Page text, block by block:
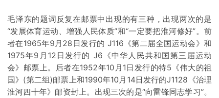
毛泽东的题词反复在邮票中出现的有三种，出现两次的是
“发展体育运动、增强人民体质”和“一定要把淮河修好”。前
者在1965年9月28日发行的 J116《第二届全国运动会》和
1975年9月12日发行的 J6《中华人民共和国第三届运动
会》邮票上。后者在1952年10月1日发行的特5《伟大的祖
国》(第二组)邮票上和1990年10月14日发行的J1128《治理
淮河四十年》邮资封上。出现三次的是“向雷锋同志学习”。